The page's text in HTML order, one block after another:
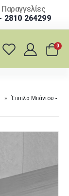
2810 264299
0
»
Έπιπλα Μπάνιου -